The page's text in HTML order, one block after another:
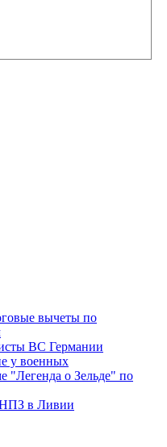
вычеты по
ВС Германии
у военных
"Легенда о Зельде" по
НПЗ в Ливии